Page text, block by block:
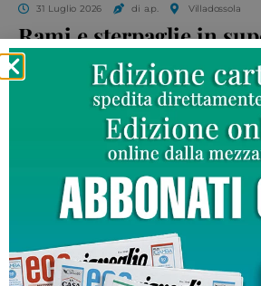
31 Luglio 2026 di a.p. Villadossola
Rami e sterpaglie in
il forte vento e la